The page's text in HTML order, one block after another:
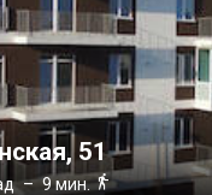
51
– 9 мин.